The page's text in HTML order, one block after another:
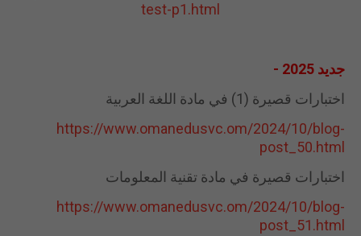
test-p1.html
جديد 2025 -
اختبارات قصيرة (1) في مادة اللغة العربية
https://www.omanedusvc.om/2024/10/blog-
post_50.html
اختبارات قصيرة في مادة تقنية المعلومات
https://www.omanedusvc.om/2024/10/blog-
post_51.html